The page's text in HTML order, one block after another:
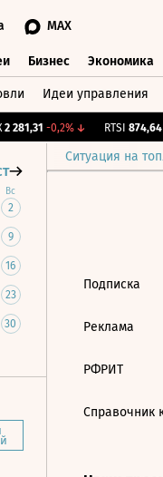
MAX
Бизнес Экономика
Идеи управления
281,31 -0,2%↓ RTSI 874,64 -
Ситуация на
Вс
2
9
16
23
30
Подписка
Реклама
РФРИТ
Справочник